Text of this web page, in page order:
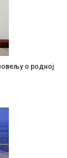
о родној